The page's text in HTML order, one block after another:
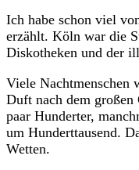
Ich habe schon viel
erzählt. Köln war die
Diskotheken und der
Viele Nachtmenschen
Duft nach dem
paar Hunderter,
um Hunderttausend.
Wetten.